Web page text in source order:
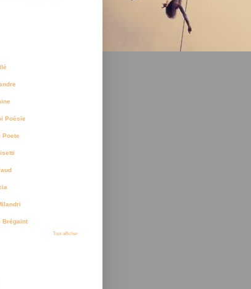
Poésie
Poete
Brégaint
Tout afficher